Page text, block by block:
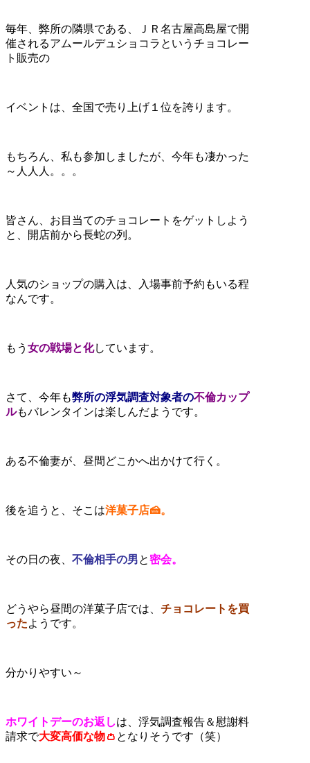
毎年、弊所の隣県である、ＪＲ名古屋高島屋で開
催されるアムールデュショコラというチョコレー
ト販売の
イベントは、全国で売り上げ１位を誇ります。
もちろん、私も参加しましたが、今年も凄かった
～人人人。。。
皆さん、お目当てのチョコレートをゲットしよう
と、開店前から長蛇の列。
人気のショップの購入は、入場事前予約もいる程
なんです。
もう 女の戦場と化しています。
さて、今年も弊所の浮気調査対象者の不倫カップ
ルもバレンタインは楽しんだようです。
ある不倫妻が、昼間どこかへ出かけて行く。
後を追うと、そこは洋菓子店🍰。
その日の夜、 不倫相手の男と密会。
どうやら昼間の洋菓子店では、 チョコレートを買
ったようです。
分かりやすい～
ホワイトデーのお返しは、浮気調査報告＆慰謝料
請求で大変高価な物👛 となりそうです（笑）